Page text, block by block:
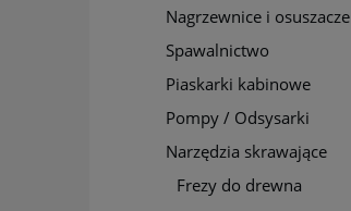
Nagrzewnice i osuszacze
Spawalnictwo
Piaskarki kabinowe
Pompy / Odsysarki
Narzędzia skrawające
Frezy do drewna